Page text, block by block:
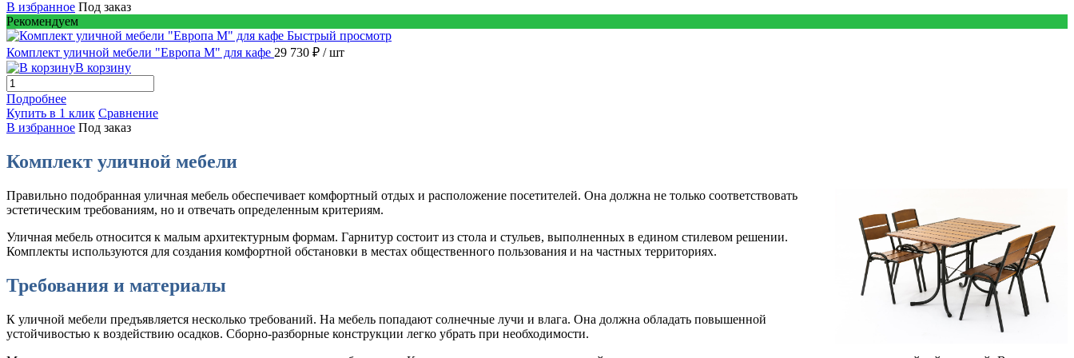
В избранное Под заказ
Рекомендуем
Быстрый просмотр
Комплект уличной мебели "Европа М" для кафе 29 730 ₽ / шт
В корзину
Подробнее
Купить в 1 клик Сравнение
В избранное Под заказ
Комплект уличной мебели
Правильно подобранная уличная мебель обеспечивает комфортный отдых и расположение посетителей. Она должна не только соответствовать
эстетическим требованиям, но и отвечать определенным критериям.
Уличная мебель относится к малым архитектурным формам. Гарнитур состоит из стола и стульев, выполненных в едином стилевом решении.
Комплекты используются для создания комфортной обстановки в местах общественного пользования и на частных территориях.
Требования и материалы
К уличной мебели предъявляется несколько требований. На мебель попадают солнечные лучи и влага. Она должна обладать повышенной
устойчивостью к воздействию осадков. Сборно-разборные конструкции легко убрать при необходимости.